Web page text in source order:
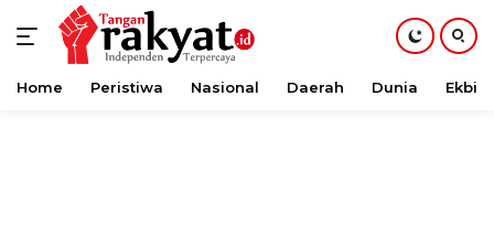
Langsung
Home Peristiwa Nasional Daerah Dunia Ekbis